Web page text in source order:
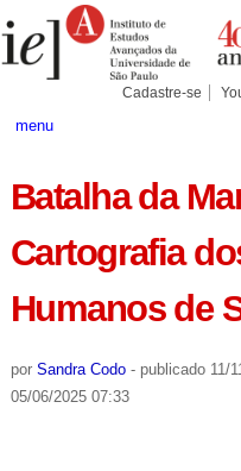
para
conteúdo.
Pessoais
Cadastre-se
menu
Batalha da
Cartografia
Humanos de
por Sandra Codo - publicado11/
05/06/2025 07:33